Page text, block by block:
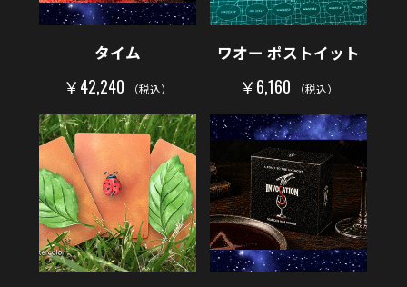
タイム
￥42,240 （税込）
ワオー ポストイット
￥6,160 （税込）